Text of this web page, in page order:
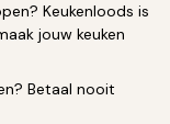
Keukenloods is
jouw keuken
Betaal nooit